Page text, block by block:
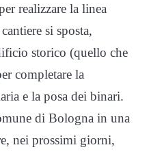
realizzare la linea
si sposta,
storico (quello che
completare la
e la posa dei binari.
di Bologna in una
nei prossimi giorni,